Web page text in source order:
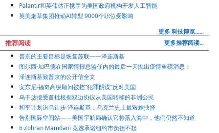
Palantir和英伟达正携手为美国政府机构开发人工智能
英美烟草集团推动AI转型 9000个职位受影响
更多 科技博览......
推荐阅读
更多推荐阅读...
普京的主要目标是恢复苏联——泽连斯基
图尔西·加巴德在国家情报总监任内的最后一天抛出疫情重磅消息：
泽连斯基致普京的公开信全文
安东尼·福奇高级顾问被控“犯罪阴谋”反对美国
乌干达接受首批根据双边协议从美国转移的非洲公民
和平计划迫乌让步 泽连斯基：乌克兰史上最艰难抉择
告别国际空间站——美国宇航局确认它将落入海中，他们仍然不知道
6 Zohran Mamdani 竞选承诺纽约市负担不起